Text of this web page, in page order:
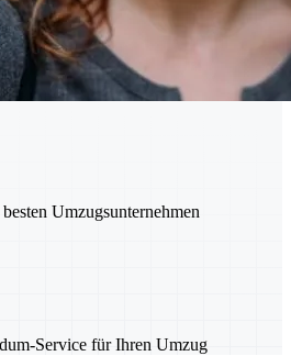
Umzugsunternehmen
Service für Ihren Umzug